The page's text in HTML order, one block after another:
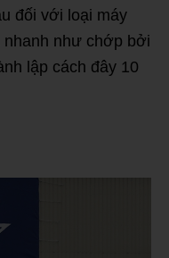
đối với loại máy
như chớp bởi
lập cách đây 10